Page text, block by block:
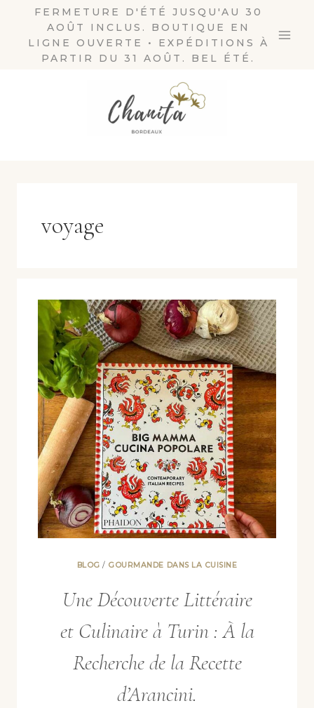
FERMETURE D'ÉTÉ JUSQU'AU 30
AOÛT INCLUS. BOUTIQUE EN
LIGNE OUVERTE • EXPÉDITIONS À
PARTIR DU 31 AOÛT. BEL ÉTÉ.
voyage
BLOG / GOURMANDE DANS LA CUISINE
Une Découverte Littéraire
et Culinaire à Turin : À la
Recherche de la Recette
d’Arancini.